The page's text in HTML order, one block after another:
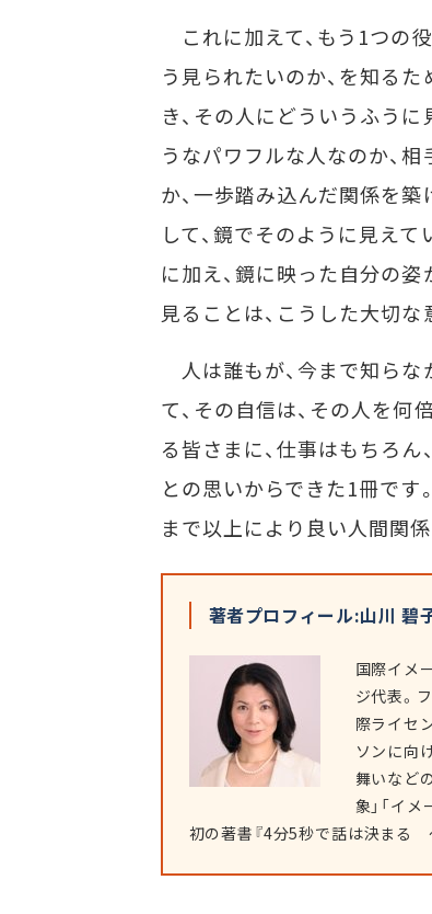
これに加えて、もう1つの
う見られたいのか、を知る
き、その人にどういうふう
うなパワフルな人なのか、
か、一歩踏み込んだ関係を
して、鏡でそのように見え
に加え、鏡に映った自分の
見ることは、こうした大切
人は誰もが、今まで知らな
て、その自信は、その人を
る皆さまに、仕事はもちろ
との思いからできた1冊です
まで以上により良い人間関
著者プロフィール:山川 碧
国際イメ
ジ代表。
際ライセ
ソンに向
舞いなど
象」「イ
初の著書『4分5秒で話は決まる